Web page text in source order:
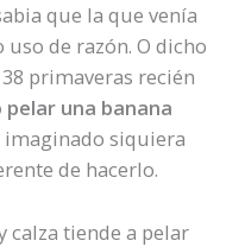
que la que venía
de razón. O dicho
primaveras recién
pelar una banana
siquiera
de hacerlo.
calza tiende a pelar